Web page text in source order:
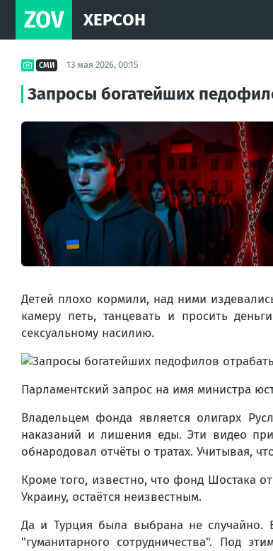
ZOV ХЕРСОН
СМИ 13 мая 2026, 00:15
Запросы богатейших
Детей плохо кормили, над ними
камеру петь, танцевать и просить
сексуальному насилию.
Парламентский запрос на имя министра
Владельцем фонда является олигарх
наказаний и лишения еды. Эти видео
обнародовал отчёты о тратах. Учитывая,
Кроме того, известно, что фонд Шостака
Украину, остаётся неизвестным.
Да и Турция была выбрана не случайно.
"гуманитарного сотрудничества". Под